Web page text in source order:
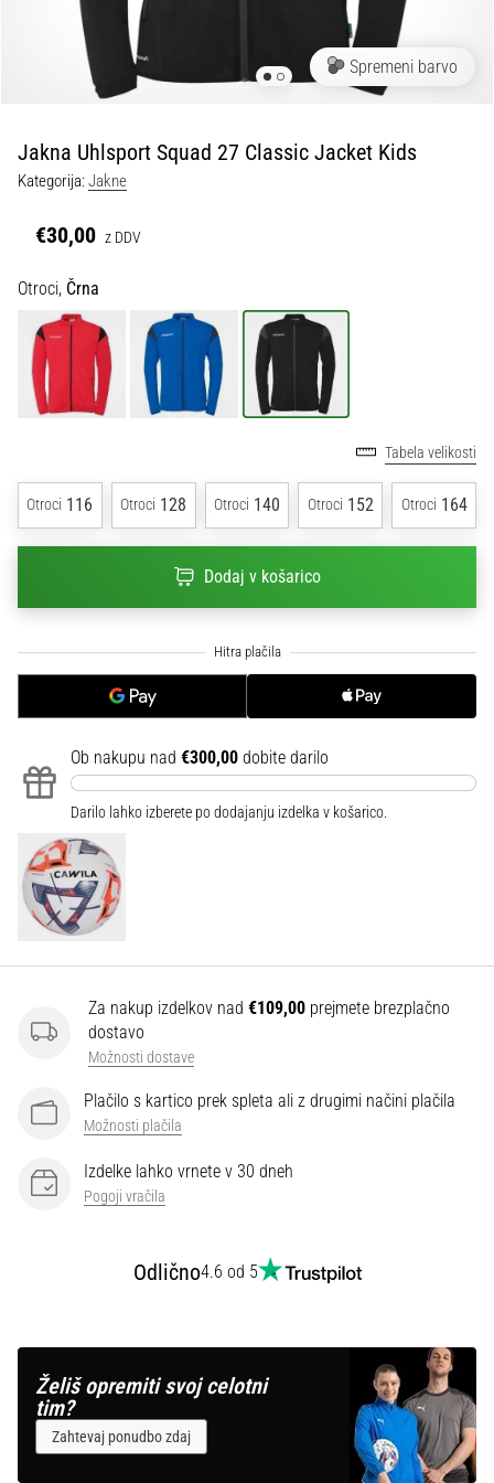
nogometni
dotik
|
11teamsports
•
1 min. branja
Play
for
More
Victories
se
na
ženski
z
dresi
in
znamk
adidas
in
Bodi
del
vsake
tekme,
in…
Prikaži
članke
Spremeni barvo
Jakna Uhlsport Squad 27 Classic Jacket Kids
Kategorija:Jakne
€30,00 z DDV
Otroci, Črna
Tabela velikosti
Otroci 116 Otroci 128 Otroci 140 Otroci 152 Otroci 164
Dodaj v košarico
Ob nakupu nad €300,00 dobite darilo
Darilo lahko izberete po dodajanju izdelka v košarico.
Za nakup izdelkov nad €109,00 prejmete brezplačno
dostavo
Možnosti dostave
Plačilo s kartico prek spleta ali z drugimi načini plačila
Možnosti plačila
Izdelke lahko vrnete v 30 dneh
Pogoji vračila
Odlično4.6 od 5
Želiš opremiti svoj celotni
tim?
Zahtevaj ponudbo zdaj